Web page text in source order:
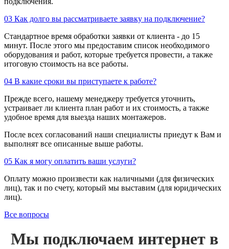
03 Как долго вы рассматриваете заявку на подключение?
Стандартное время обработки заявки от клиента - до 15
минут. После этого мы предоставим список необходимого
оборудования и работ, которые требуется провести, а также
итоговую стоимость на все работы.
04 В какие сроки вы приступаете к работе?
Прежде всего, нашему менеджеру требуется уточнить,
устраивает ли клиента план работ и их стоимость, а также
удобное время для выезда наших монтажеров.
После всех согласований наши специалисты приедут к Вам и
выполнят все описанные выше работы.
05 Как я могу оплатить ваши услуги?
Оплату можно произвести как наличными (для физических
лиц), так и по счету, который мы выставим (для юридических
лиц).
Все вопросы
Мы подключаем интернет в